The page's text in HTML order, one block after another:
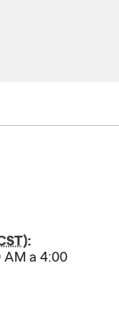
):
AM a 4:00